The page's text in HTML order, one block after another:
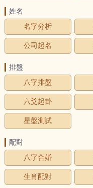
姓名
名字分析
公司起名
排盤
八字排盤
六爻起卦
星盤測試
配對
八字合婚
生肖配對